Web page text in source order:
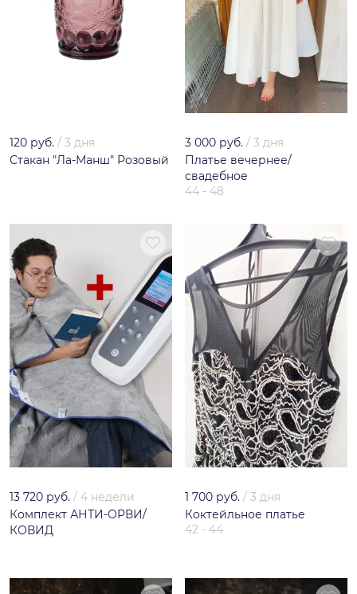
120 руб. / 3 дня
Стакан "Ла-Манш" Розовый
3 000 руб. / 3 дня
Платье вечернее/
свадебное
44 - 48
13 720 руб. / 4 недели
Комплект АНТИ-ОРВИ/
КОВИД
1 700 руб. / 3 дня
Коктейльное платье
42 - 44